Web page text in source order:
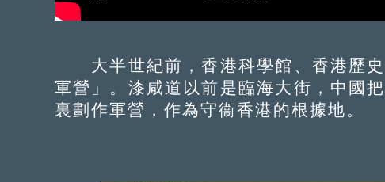
大半世紀前，香港科學館、香港歷史
軍營」。漆咸道以前是臨海大街，中國
裏劃作軍營，作為守衞香港的根據地。